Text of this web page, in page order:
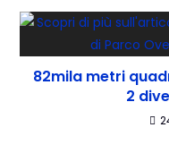
82mila metri
2